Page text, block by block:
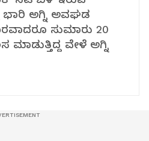
ಅಗ್ನಿ ಅವಘಡ
ಸುಮಾರು 20
ವೇಳೆ ಅಗ್ನಿ